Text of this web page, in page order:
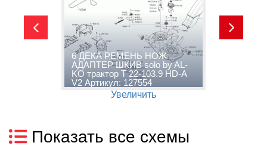
6 ДЕКА РЕМЕНЬ НОЖ
АДАПТЕР ШКИВ solo by AL-
KO трактор T 22-103.9 HD-A
V2 Артикул: 127554
Увеличить
Показать все схемы